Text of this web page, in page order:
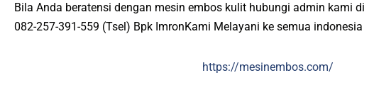
Bila Anda beratensi dengan mesin embos kulit hubungi admin kami di
082-257-391-559 (Tsel) Bpk ImronKami Melayani ke semua indonesia
https://mesinembos.com/